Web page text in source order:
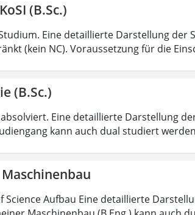
(B.Sc.)
Eine detaillierte Darstellung der
(kein NC). Voraussetzung für die
(B.Sc.)
Eine detaillierte Darstellung
kann auch dual studiert
Science Aufbau Eine detaillierte